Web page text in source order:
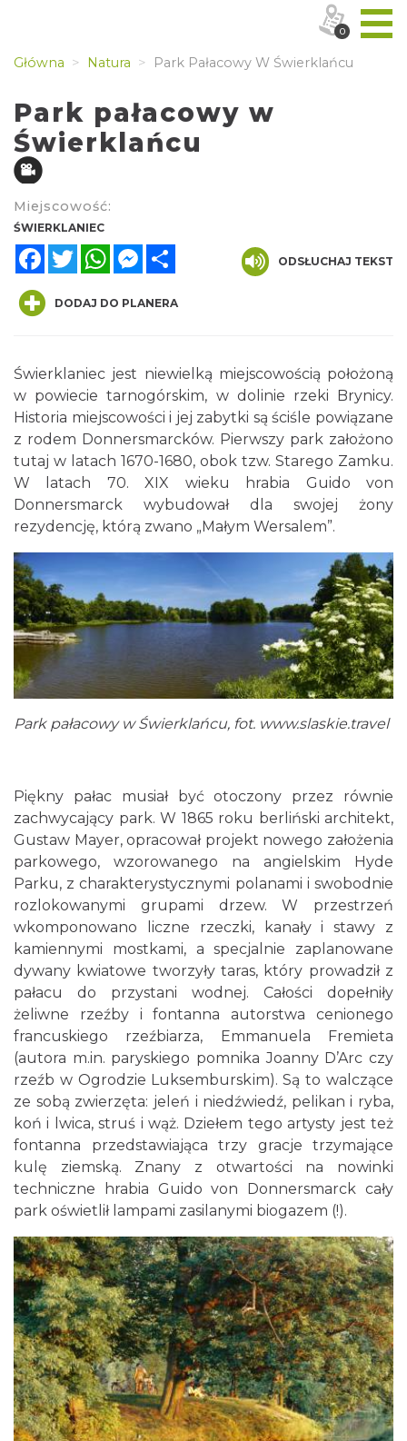
Główna Natura Park Pałacowy W Świerklańcu
Park pałacowy w
Świerklańcu
Miejscowość:
ŚWIERKLANIEC
FacebookTwitterWhatsAppMessenger
ODSŁUCHAJ TEKST
DODAJ DO PLANERA
Świerklaniec jest niewielką miejscowością położoną
w powiecie tarnogórskim, w dolinie rzeki Brynicy.
Historia miejscowości i jej zabytki są ściśle powiązane
z rodem Donnersmarcków. Pierwszy park założono
tutaj w latach 1670-1680, obok tzw. Starego Zamku.
W latach 70. XIX wieku hrabia Guido von
Donnersmarck wybudował dla swojej żony
rezydencję, którą zwano „Małym Wersalem”.
Park pałacowy w Świerklańcu, fot. www.slaskie.travel
Piękny pałac musiał być otoczony przez równie
zachwycający park. W 1865 roku berliński architekt,
Gustaw Mayer, opracował projekt nowego założenia
parkowego, wzorowanego na angielskim Hyde
Parku, z charakterystycznymi polanami i swobodnie
rozlokowanymi grupami drzew. W przestrzeń
wkomponowano liczne rzeczki, kanały i stawy z
kamiennymi mostkami, a specjalnie zaplanowane
dywany kwiatowe tworzyły taras, który prowadził z
pałacu do przystani wodnej. Całości dopełniły
żeliwne rzeźby i fontanna autorstwa cenionego
francuskiego rzeźbiarza, Emmanuela Fremieta
(autora m.in. paryskiego pomnika Joanny D’Arc czy
rzeźb w Ogrodzie Luksemburskim). Są to walczące
ze sobą zwierzęta: jeleń i niedźwiedź, pelikan i ryba,
koń i lwica, struś i wąż. Dziełem tego artysty jest też
fontanna przedstawiająca trzy gracje trzymające
kulę ziemską. Znany z otwartości na nowinki
techniczne hrabia Guido von Donnersmarck cały
park oświetlił lampami zasilanymi biogazem (!).
0